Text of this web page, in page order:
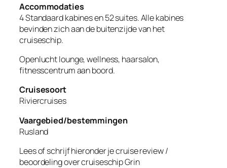
Accommodaties
4 Standaard kabines en 52 suites. Alle kabines
bevinden zich aan de buitenzijde van het
cruiseschip.
Openlucht lounge, wellness, haarsalon,
fitnesscentrum aan boord.
Cruisesoort
Riviercruises
Vaargebied/bestemmingen
Rusland
Lees of schrijf hieronder je cruise review /
beoordeling over cruiseschipGrin